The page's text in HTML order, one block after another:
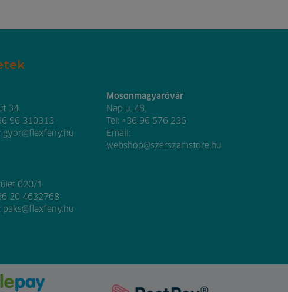
34.
96 310313
gyor@flexfeny.hu
Mosonmagyaróvár
Nap u. 48.
Tel: +36 96 576 236
Email:
webshop@szerszamstore.hu
020/1
20 4632768
paks@flexfeny.hu